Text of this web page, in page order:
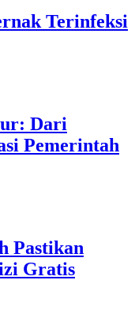
Terinfeksi
Dari
Pemerintah
Pastikan
Gratis